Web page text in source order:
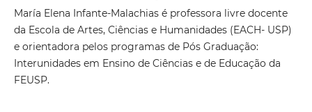
María Elena Infante-Malachias é professora livre docente
da Escola de Artes, Ciências e Humanidades (EACH- USP)
e orientadora pelos programas de Pós Graduação:
Interunidades em Ensino de Ciências e de Educação da
FEUSP.